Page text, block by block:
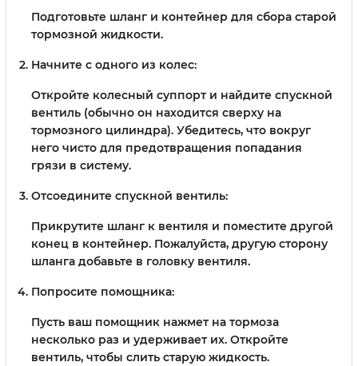
Подготовьте шланг и контейнер для сбора старой
тормозной жидкости.
Начните с одного из колес:
Откройте колесный суппорт и найдите спускной
вентиль (обычно он находится сверху на
тормозного цилиндра). Убедитесь, что вокруг
него чисто для предотвращения попадания
грязи в систему.
Отсоедините спускной вентиль:
Прикрутите шланг к вентиля и поместите другой
конец в контейнер. Пожалуйста, другую сторону
шланга добавьте в головку вентиля.
Попросите помощника:
Пусть ваш помощник нажмет на тормоза
несколько раз и удерживает их. Откройте
вентиль, чтобы слить старую жидкость.